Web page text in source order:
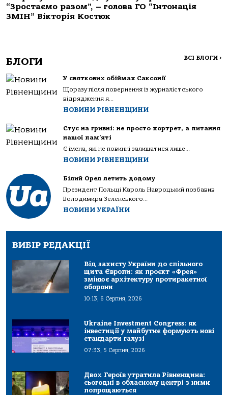
“Зростаємо разом”, – голова ГО “Інтонація
ЗМІН” Вікторія Костюк
БЛОГИ ВСІ БЛОГИ >
У святкових обіймах Саксонії
Щоразу після повернення із журналістського
відрядження я...
НОВИНИ РІВНЕНЩИНИ
Стус на гривні: не просто портрет, а питання
нашої пам’яті
Є імена, які не повинні залишатися лише...
НОВИНИ РІВНЕНЩИНИ
Білий Орел летить додому
Президент Польщі Кароль Навроцький позбавив
Володимира Зеленського...
НОВИНИ УКРАЇНИ
ВИБІР РЕДАКЦІЇ
Від захисту України до спільного
щита Європи: як проєкт «Фрея»
змінює архітектуру протиракетної
оборони
10:13, 6 Серпня, 2026
Ukraine Investment Congress: як
інвестиції у майбутнє формують нові
стандарти галузі
07:33, 5 Серпня, 2026
Двох Героїв утратила Рівненщина:
сьогодні в обласному центрі з ними
попрощаються